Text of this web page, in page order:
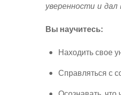
уверенности и
Вы научитесь:
Находить свое
Справляться с